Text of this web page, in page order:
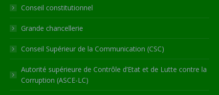
windowwindowwindowwindow
new
Conseil constitutionnel
Grande chancellerie
Conseil Supérieur de la Communication (CSC)
Autorité supérieure de Contrôle d’Etat et de Lutte contre la
Corruption (ASCE-LC)